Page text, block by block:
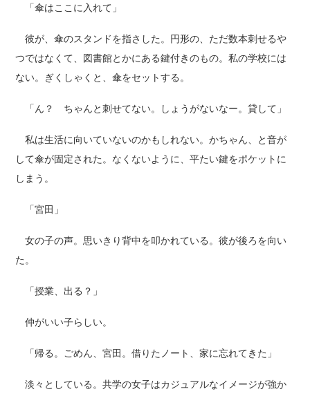
「傘はここに入れて」
彼が、傘のスタンドを指さした。円形の、ただ数本刺せるや
つではなくて、図書館とかにある鍵付きのもの。私の学校には
ない。ぎくしゃくと、傘をセットする。
「ん？ ちゃんと刺せてない。しょうがないなー。貸して」
私は生活に向いていないのかもしれない。かちゃん、と音が
して傘が固定された。なくないように、平たい鍵をポケットに
しまう。
「宮田」
女の子の声。思いきり背中を叩かれている。彼が後ろを向い
た。
「授業、出る？」
仲がいい子らしい。
「帰る。ごめん、宮田。借りたノート、家に忘れてきた」
淡々としている。共学の女子はカジュアルなイメージが強か